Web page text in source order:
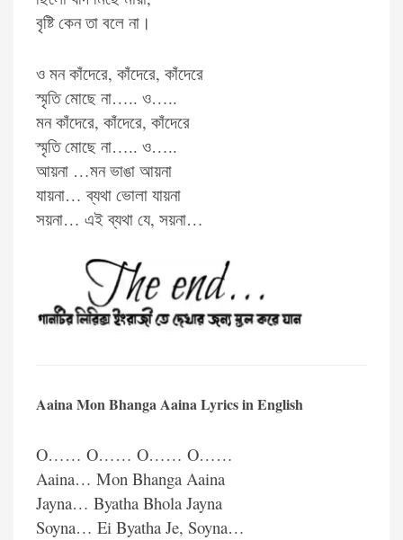
বৃষ্টি কেন তা বলে না।
ও মন কাঁদেরে, কাঁদেরে, কাঁদেরে
স্মৃতি মোছে না….. ও…..
মন কাঁদেরে, কাঁদেরে, কাঁদেরে
স্মৃতি মোছে না….. ও…..
আয়না …মন ভাঙা আয়না
যায়না… ব্যথা ভোলা যায়না
সয়না… এই ব্যথা যে, সয়না…
Aaina Mon Bhanga Aaina Lyrics in English
O…… O…… O…… O……
Aaina… Mon Bhanga Aaina
Jayna… Byatha Bhola Jayna
Soyna… Ei Byatha Je, Soyna…